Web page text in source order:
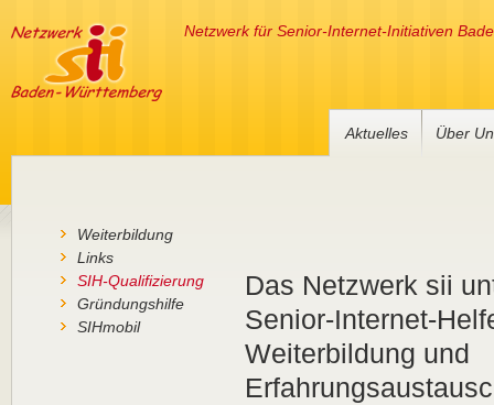
Netzwerk für Senior-Internet-Initiativen
Aktuelles Über
Weiterbildung
Links
SIH-Qualifizierung
Gründungshilfe
SIHmobil
Das Netzwerk sii
Senior-Internet-
Weiterbildung und